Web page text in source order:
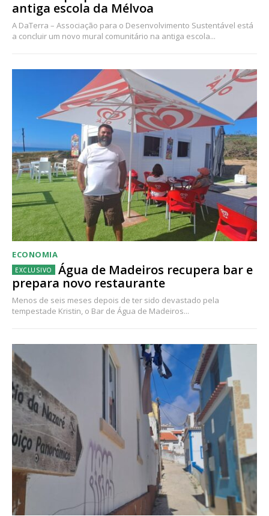
antiga escola da Mélvoa
A DaTerra – Associação para o Desenvolvimento Sustentável está
a concluir um novo mural comunitário na antiga escola...
ECONOMIA
Água de Madeiros recupera bar e
prepara novo restaurante
Menos de seis meses depois de ter sido devastado pela
tempestade Kristin, o Bar de Água de Madeiros...